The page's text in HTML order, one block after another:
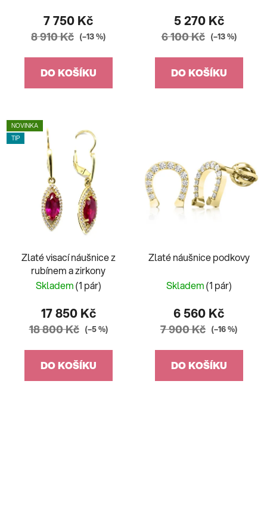
7 750 Kč
8 910 Kč (–13 %)
DO KOŠÍKU
5 270 Kč
6 100 Kč (–13 %)
DO KOŠÍKU
NOVINKA
TIP
Zlaté visací náušnice z
rubínem a zirkony
Skladem(1 pár)
17 850 Kč
18 800 Kč (–5 %)
DO KOŠÍKU
Zlaté náušnice podkovy
Skladem(1 pár)
6 560 Kč
7 900 Kč (–16 %)
DO KOŠÍKU